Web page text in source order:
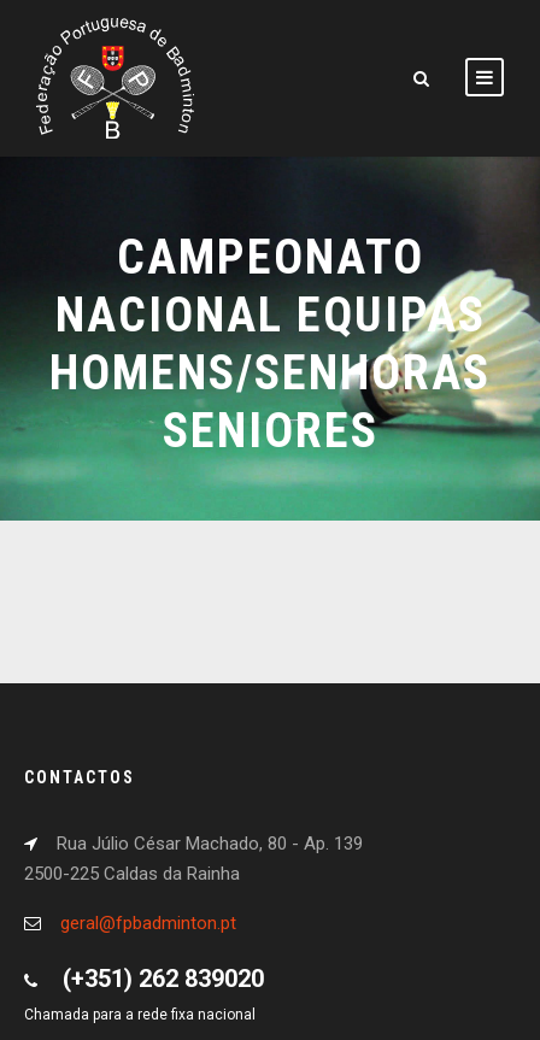
CAMPEONATO
NACIONAL EQUIPAS
HOMENS/SENHORAS
SENIORES
CONTACTOS
Rua Júlio César Machado, 80 - Ap. 139
2500-225 Caldas da Rainha
geral@fpbadminton.pt
(+351) 262 839020
Chamada para a rede fixa nacional